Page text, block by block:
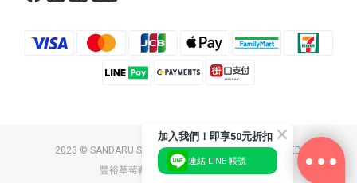
NT$1790 NT$1090瑪莉珍 方頭編織紋一字帶瑪莉珍鞋 NT$1690
NT$999瑪莉珍 拼接波點繫帶鎖釦瑪莉珍鞋 NT$1690 NT$999瑪莉
珍 法式透膚網紗平底芭蕾鞋 NT$1690 NT$999瑪莉珍 鑽飾小花雙帶
NT$2390 NT$1690瑪莉珍 拼接皮帶扣休閒瑪莉珍鞋 NT$1890
NT$1190瑪莉珍 素面軟皮內增高瑪莉珍鞋 NT$1890 NT$1190
2023 © SANDARU SHOP CO. LTD. ALL RIGHTS RESERVED.
豐裕草莓鞋店 / 統一編號：26058174
加入我們！即享50元折扣
連結 LINE 帳號